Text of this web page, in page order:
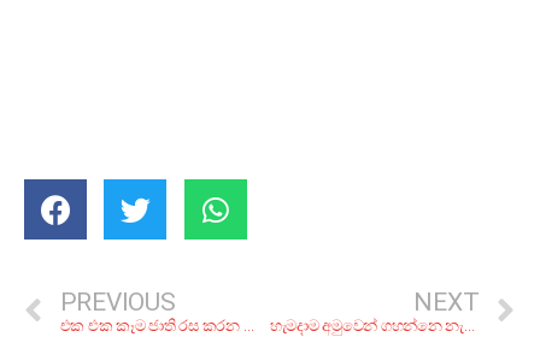
PREVIOUS
එක එක කෑම ජාති රස කරන සෝස් වර්ග 5ක්.. ගෙදරදිම හදාගන්න විදිහ
NEXT
හැමදාම අමුවෙන් ගහන්නෙ නැතුව.. ගෙදරදිම හදාගන්න ටොප් කොක්ටේල් 5ක්